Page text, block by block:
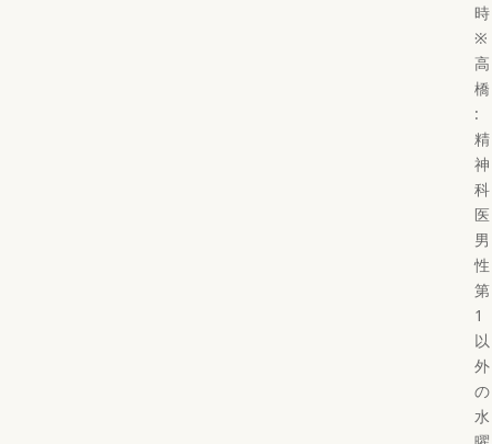
時
※
高
橋
:
精
神
科
医
男
性
第
1
以
外
の
水